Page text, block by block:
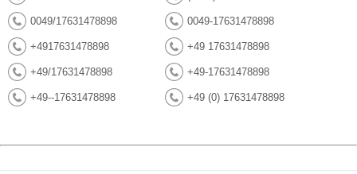
0049/17631478898 0049-17631478898
+4917631478898 +49 17631478898
+49/17631478898 +49-17631478898
+49--17631478898 +49 (0) 17631478898